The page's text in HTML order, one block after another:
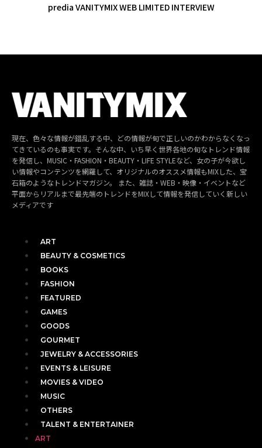
predia VANITYMIX WEB LIMITED INTERVIEW
現在、色々な情報が錯乱する中、どの情報が旬で正しいのかわからなくなっ
てきているのも事実です。そんな中、いち早く世界各地の旬なトレンド情報
を発信し、MUSIC・FASHION・BEAUTY・LIFE STYLEなど、女の子が今欲し
い情報やコンテンツを網羅して、オリジナルのオススメ情報もMIXした、宝
石箱のようなトレンドマガジン。 また、雑誌・WEB・映像・イベントなど
平面からリアルまで最先端のトレンドをMIXして情報を発信していく新しい
メディアです
ART
BEAUTY & COSMETICS
BOOKS
FASHION
FEATURED
GAMES
GOODS
GOURMET
JEWELRY & ACCESSORIES
EVENTS & LEISURE
MOVIES & VIDEO
MUSIC
OTHERS
TALENT & ENTERTAINER
ART